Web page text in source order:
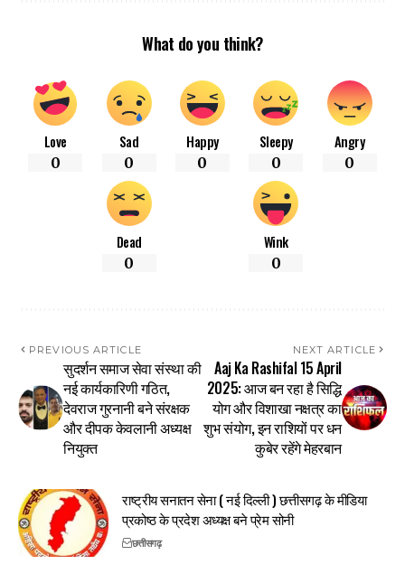
What do you think?
Love
0
Sad
0
Happy
0
Sleepy
0
Angry
0
Dead
0
Wink
0
PREVIOUS ARTICLE
सुदर्शन समाज सेवा संस्था की
नई कार्यकारिणी गठित,
देवराज गुरनानी बने संरक्षक
और दीपक केवलानी अध्यक्ष
नियुक्त
NEXT ARTICLE
Aaj Ka Rashifal 15 April
2025: आज बन रहा है सिद्धि
योग और विशाखा नक्षत्र का
शुभ संयोग, इन राशियों पर धन
कुबेर रहेंगे मेहरबान
राष्ट्रीय सनातन सेना ( नई दिल्ली ) छत्तीसगढ़ के मीडिया
प्रकोष्ठ के प्रदेश अध्यक्ष बने प्रेम सोनी
छत्तीसगढ़